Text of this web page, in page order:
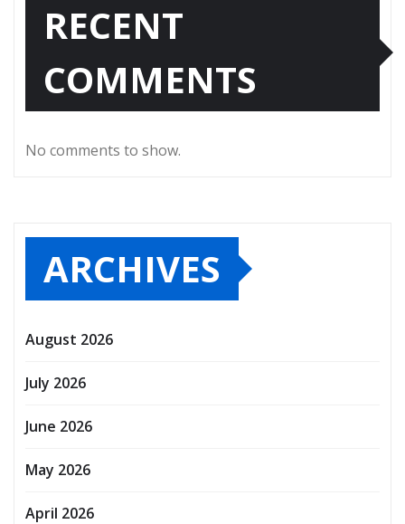
RECENT
COMMENTS
No comments to show.
ARCHIVES
August 2026
July 2026
June 2026
May 2026
April 2026